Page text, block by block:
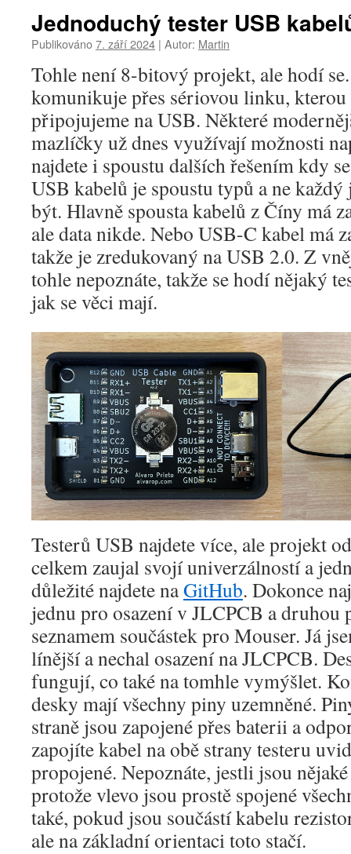
Jednoduchý tester USB
Publikováno7. září 2024 | Autor: Martin
Tohle není 8-bitový projekt, ale hodí
komunikuje přes sériovou linku, kterou
připojujeme na USB. Některé
mazlíčky už dnes využívají možnosti
najdete i spoustu dalších řešením kdy
USB kabelů je spoustu typů a ne
být. Hlavně spousta kabelů z Číny má
ale data nikde. Nebo USB-C kabel má
takže je zredukovaný na USB 2.0. Z
tohle nepoznáte, takže se hodí nějaký
jak se věci mají.
Testerů USB najdete více, ale projekt
celkem zaujal svojí univerzálností a
důležité najdete naGitHub. Dokonce
jednu pro osazení v JLCPCB a druhou
seznamem součástek pro Mouser. Já
línější a nechal osazení na JLCPCB.
fungují, co také na tomhle vymýšlet.
desky mají všechny piny uzemněné.
straně jsou zapojené přes baterii a
zapojíte kabel na obě strany testeru
propojené. Nepoznáte, jestli jsou
protože vlevo jsou prostě spojené
také, pokud jsou součástí kabelu
ale na základní orientaci toto stačí.